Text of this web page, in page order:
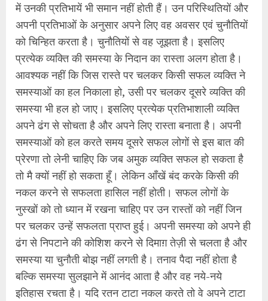
में उनकी प्रतिभायें भी समान नहीं होती हैं। उन परिस्थितियों और
अपनी प्रतिभाओं के अनुसार अपने लिए वह अवसर एवं चुनौतियों
को चिन्हित करता है। चुनौतियों से वह जूझता है। इसलिए
प्रत्येक व्यक्ति की समस्या के निदान का रास्ता अलग होता है।
आवश्यक नहीं कि जिस रास्ते पर चलकर किसी सफल व्यक्ति ने
समस्याओं का हल निकाला हो, उसी पर चलकर दूसरे व्यक्ति की
समस्या भी हल हो जाए। इसलिए प्रत्येक प्रतिभाशाली व्यक्ति
अपने ढंग से सोचता है और अपने लिए रास्ता बनाता है। अपनी
समस्याओं को हल करते समय दूसरे सफल लोगों से इस बात की
प्रेरणा तो लेनी चाहिए कि जब अमुक व्यक्ति सफल हो सकता है
तो मै क्यों नहीं हो सकता हूँ। लेकिन आँखें बंद करके किसी की
नकल करने से सफलता हासिल नहीं होती। सफल लोगों के
नुस्खों को तो ध्यान में रखना चाहिए पर उन रास्तों को नहीं जिन
पर चलकर उन्हें सफलता प्राप्त हुई। अपनी समस्या को अपने ही
ढंग से निपटाने की कोशिश करने से दिमाग़ तेज़ी से चलता है और
समस्या या चुनौती बोझ नहीं लगती है। तनाव पैदा नहीं होता है
बल्कि समस्या सुलझाने में आनंद आता है और वह नये-नये
इतिहास रचता है। यदि रतन टाटा नकल करते तो वे अपने टाटा